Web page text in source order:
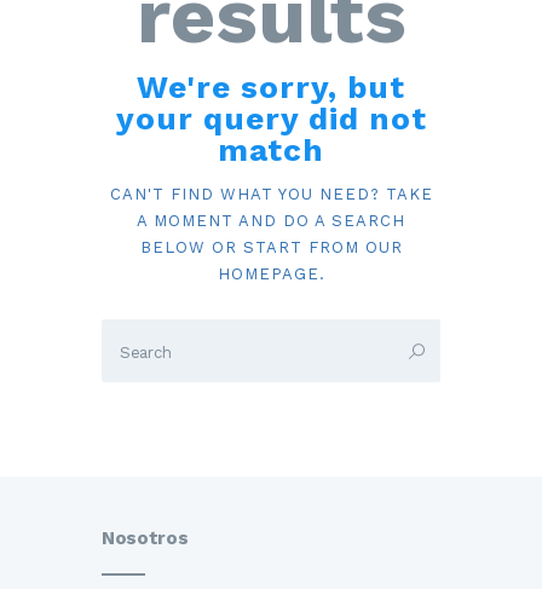
We're sorry, but
your query did not
match
CAN'T FIND WHAT YOU NEED? TAKE
A MOMENT AND DO A SEARCH
BELOW OR START FROM OUR
HOMEPAGE .
Nosotros